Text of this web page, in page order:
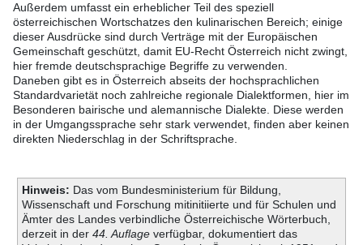
Außerdem umfasst ein erheblicher Teil des speziell
österreichischen Wortschatzes den kulinarischen Bereich; einige
dieser Ausdrücke sind durch Verträge mit der Europäischen
Gemeinschaft geschützt, damit EU-Recht Österreich nicht zwingt,
hier fremde deutschsprachige Begriffe zu verwenden.
Daneben gibt es in Österreich abseits der hochsprachlichen
Standardvarietät noch zahlreiche regionale Dialektformen, hier im
Besonderen bairische und alemannische Dialekte. Diese werden
in der Umgangssprache sehr stark verwendet, finden aber keinen
direkten Niederschlag in der Schriftsprache.
Hinweis: Das vom Bundesministerium für Bildung,
Wissenschaft und Forschung mitinitiierte und für Schulen und
Ämter des Landes verbindliche Österreichische Wörterbuch,
derzeit in der 44. Auflageverfügbar, dokumentiert das